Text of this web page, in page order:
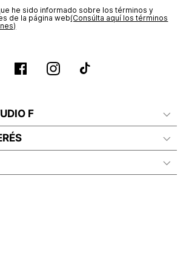
con vapor
he sido informado sobre los términos y
de la página web‎(Consúlta aquí los términos
F